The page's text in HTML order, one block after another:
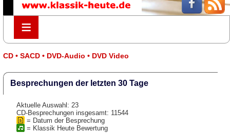
≡
≡
CD • SACD • DVD-Audio • DVD Video
Besprechungen der letzten 30 Tage
Aktuelle Auswahl: 23
CD-Besprechungen insgesamt: 11544
= Datum der Besprechung
= Klassik Heute Bewertung